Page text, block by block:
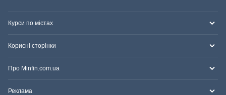
Курси по містах
Корисні сторінки
Про Minfin.com.ua
Реклама